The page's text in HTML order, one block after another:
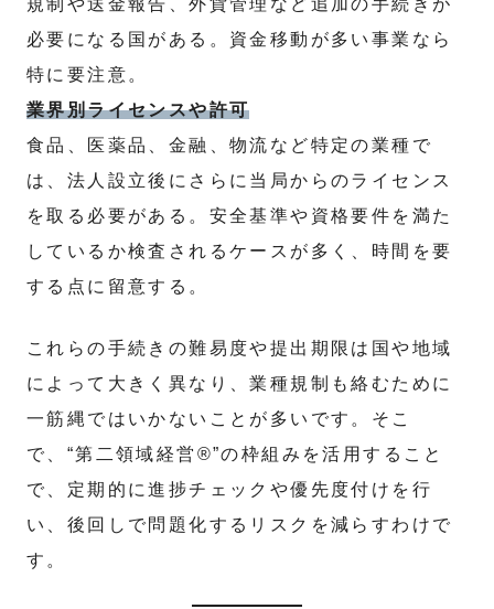
規制や送金報告、外貨管理など追加の手続きが
必要になる国がある。資金移動が多い事業なら
特に要注意。
業界別ライセンスや許可
食品、医薬品、金融、物流など特定の業種で
は、法人設立後にさらに当局からのライセンス
を取る必要がある。安全基準や資格要件を満た
しているか検査されるケースが多く、時間を要
する点に留意する。
これらの手続きの難易度や提出期限は国や地域
によって大きく異なり、業種規制も絡むために
一筋縄ではいかないことが多いです。そこ
で、“第二領域経営®”の枠組みを活用すること
で、定期的に進捗チェックや優先度付けを行
い、後回しで問題化するリスクを減らすわけで
す。